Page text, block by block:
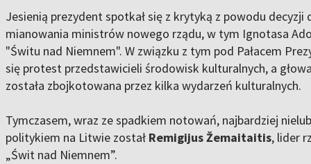
Jesienią prezydent spotkał się z krytyką z powodu decyzji
mianowania ministrów nowego rządu, w tym Ignotasa
"Świtu nad Niemnem". W związku z tym pod Pałacem
się protest przedstawicieli środowisk kulturalnych, a
została zbojkotowana przez kilka wydarzeń kulturalnych.
Tymczasem, wraz ze spadkiem notowań, najbardziej
politykiem na Litwie został Remigijus Žemaitaitis, lider
„Świt nad Niemnem”.